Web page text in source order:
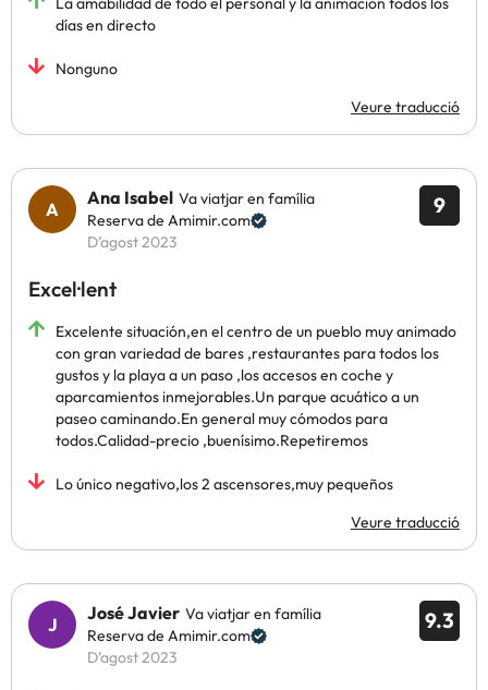
días en directo
Nonguno
Veure traducció
9
Ana Isabel Va viatjar en família
Reserva de Amimir.com
D’agost 2023
Excel·lent
Excelente situación,en el centro de un pueblo muy animado
con gran variedad de bares ,restaurantes para todos los
gustos y la playa a un paso ,los accesos en coche y
aparcamientos inmejorables.Un parque acuático a un
paseo caminando.En general muy cómodos para
todos.Calidad-precio ,buenísimo.Repetiremos
Lo único negativo,los 2 ascensores,muy pequeños
Veure traducció
9.3
José Javier Va viatjar en família
Reserva de Amimir.com
D’agost 2023